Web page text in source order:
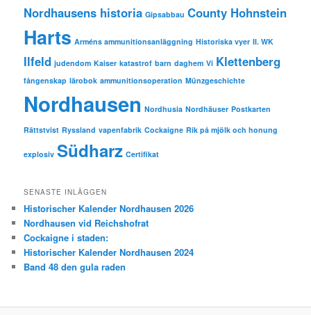
Nordhausens historia Gipsabbau County Hohnstein
Harts Arméns ammunitionsanläggning Historiska vyer II. WK
Ilfeld judendom Kaiser katastrof barn daghem Vi Klettenberg
fångenskap lärobok ammunitionsoperation Münzgeschichte
Nordhausen Nordhusia Nordhäuser Postkarten
Rättstvist Ryssland vapenfabrik Cockaigne Rik på mjölk och honung
explosiv Südharz Certifikat
SENASTE INLÄGGEN
Historischer Kalender Nordhausen 2026
Nordhausen vid Reichshofrat
Cockaigne i staden:
Historischer Kalender Nordhausen 2024
Band 48 den gula raden